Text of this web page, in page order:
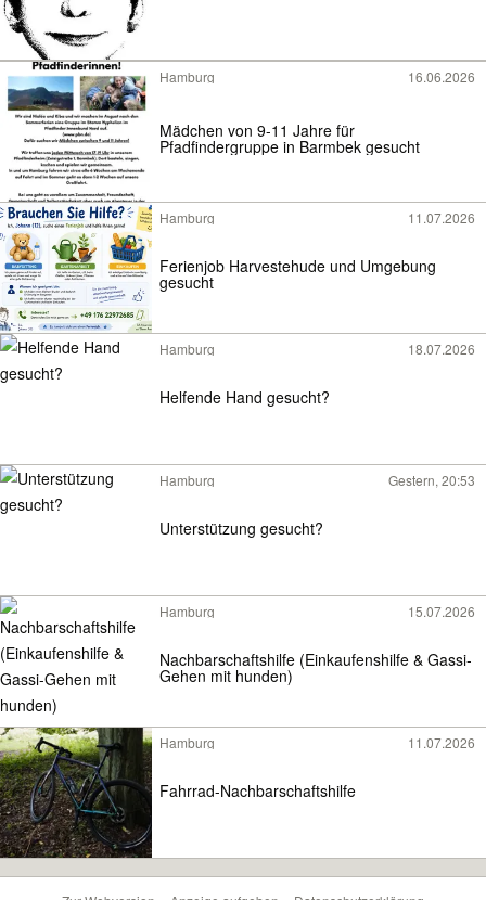
Hamburg 16.06.2026
Mädchen von 9-11 Jahre für
Pfadfindergruppe in Barmbek gesucht
Hamburg 11.07.2026
Ferienjob Harvestehude und Umgebung
gesucht
Hamburg 18.07.2026
Helfende Hand gesucht?
Hamburg Gestern, 20:53
Unterstützung gesucht?
Hamburg 15.07.2026
Nachbarschaftshilfe (Einkaufenshilfe & Gassi-
Gehen mit hunden)
Hamburg 11.07.2026
Fahrrad-Nachbarschaftshilfe